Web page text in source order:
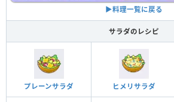
▶︎料理一覧に戻る
サラダのレシピ
プレーンサラダ ヒメリサラダ